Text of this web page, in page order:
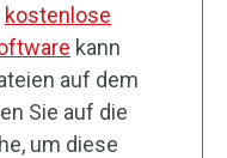
kostenlose
kann
auf dem
Sie auf die
um diese